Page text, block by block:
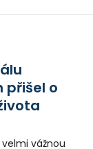
přišel o
vážnou